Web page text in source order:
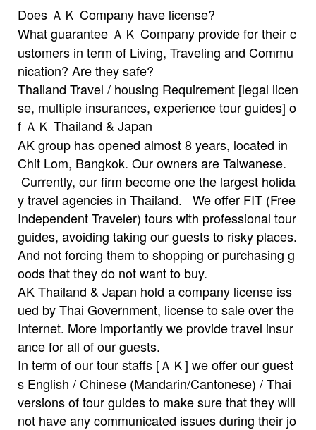
Does ＡＫ Company have license?
What guarantee ＡＫ Company provide for their c
ustomers in term of Living, Traveling and Commu
nication? Are they safe?
Thailand Travel / housing Requirement [legal licen
se, multiple insurances, experience tour guides] o
f ＡＫ Thailand & Japan
AK group has opened almost 8 years, located in
Chit Lom, Bangkok. Our owners are Taiwanese.
Currently, our firm become one the largest holida
y travel agencies in Thailand. We offer FIT (Free
Independent Traveler) tours with professional tour
guides, avoiding taking our guests to risky places.
And not forcing them to shopping or purchasing g
oods that they do not want to buy.
AK Thailand & Japan hold a company license iss
ued by Thai Government, license to sale over the
Internet. More importantly we provide travel insur
ance for all of our guests.
In term of our tour staffs [ＡＫ] we offer our guest
s English / Chinese (Mandarin/Cantonese) / Thai
versions of tour guides to make sure that they will
not have any communicated issues during their jo